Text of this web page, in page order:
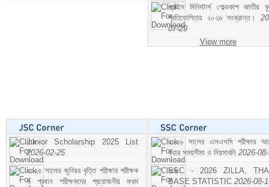
প্রাইম মিনিস্টার্স গোল্ডকাপ জাতীয়
প্রতিযোগিতায় ২০২৬ সংক্রান্ত।
07-29
View more
Junior Scholarship 2025 List
2026-02-25
২০২৫ সালের জুনিয়র বৃত্তি পরীক্ষার পরীক্ষক
ও প্রধান পরীক্ষকদের প্রয়োজনীয় ফরম
২০২৬ সালের এসএসসি পরীক্ষার
করার সময়সীমা ও নিয়মাবলি 2026-
SSC - 2026 ZILLA,
BASE STATISTIC 2026-08-